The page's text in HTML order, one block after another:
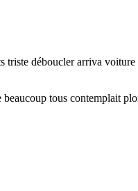
déboucler arriva
tous contemplait